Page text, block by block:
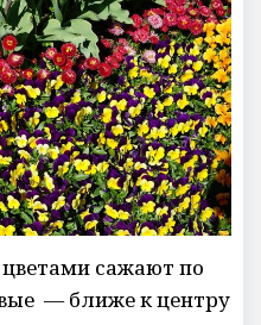
сажают по
— ближе к центру